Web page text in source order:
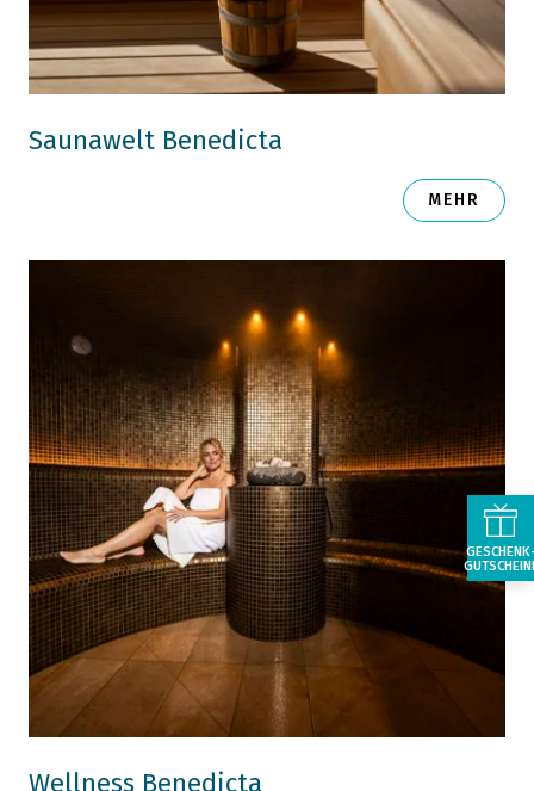
Saunawelt Benedicta
MEHR
Wellness Benedicta